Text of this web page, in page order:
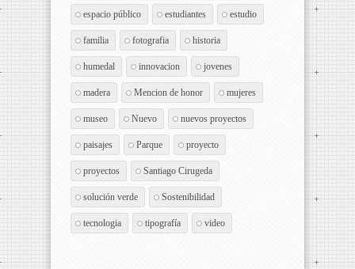
espacio público estudiantes estudio
familia fotografia historia
humedal innovacion jovenes
madera Mencion de honor mujeres
museo Nuevo nuevos proyectos
paisajes Parque proyecto
proyectos Santiago Cirugeda
solución verde Sostenibilidad
tecnologia tipografía video